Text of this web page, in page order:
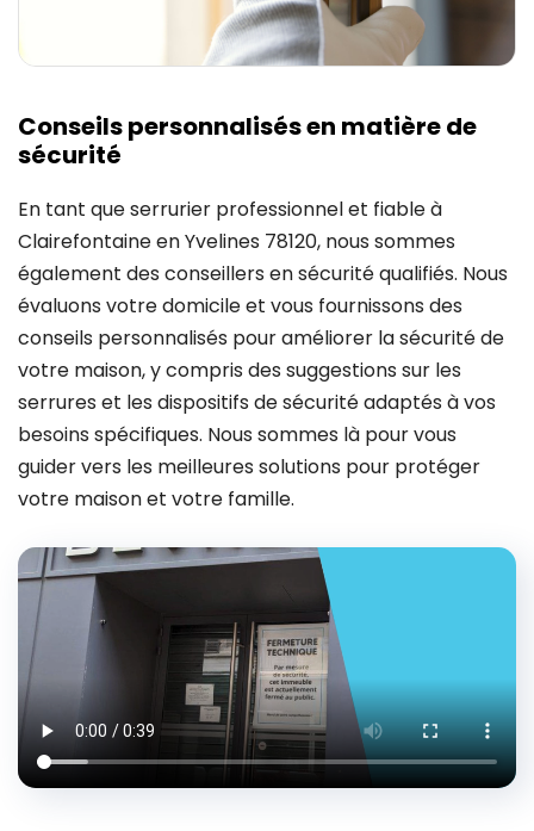
Conseils personnalisés en matière de
sécurité
En tant que serrurier professionnel et fiable à
Clairefontaine en Yvelines 78120, nous sommes
également des conseillers en sécurité qualifiés. Nous
évaluons votre domicile et vous fournissons des
conseils personnalisés pour améliorer la sécurité de
votre maison, y compris des suggestions sur les
serrures et les dispositifs de sécurité adaptés à vos
besoins spécifiques. Nous sommes là pour vous
guider vers les meilleures solutions pour protéger
votre maison et votre famille.